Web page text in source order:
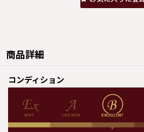
商品詳細
コンディション